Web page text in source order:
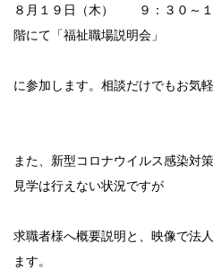
８月１９日（木） ９：３０～
階にて「福祉職場説明会」
に参加します。相談だけでもお気
また、新型コロナウイルス感染対
見学は行えない状況ですが
求職者様へ概要説明と、映像で法
ます。